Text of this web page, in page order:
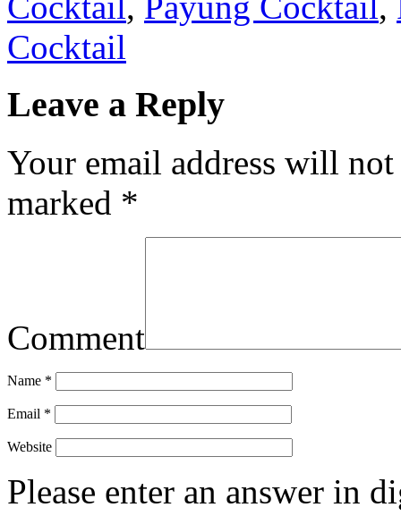
Cocktail
Leave a Reply
Your email address will
marked *
Comment
Name *
Email *
Website
Please enter an answer in